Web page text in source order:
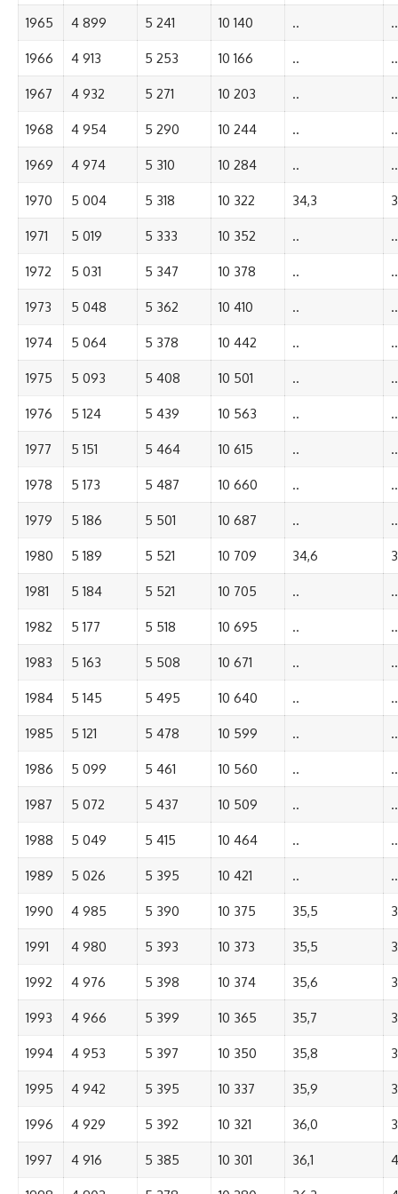
1965 4 899 5 241 10 140 .. ..
1966 4 913 5 253 10 166 .. ..
1967 4 932 5 271 10 203 .. ..
1968 4 954 5 290 10 244 .. ..
1969 4 974 5 310 10 284 .. ..
1970 5 004 5 318 10 322 34,3
1971 5 019 5 333 10 352 .. ..
1972 5 031 5 347 10 378 .. ..
1973 5 048 5 362 10 410 .. ..
1974 5 064 5 378 10 442 .. ..
1975 5 093 5 408 10 501 .. ..
1976 5 124 5 439 10 563 .. ..
1977 5 151 5 464 10 615 .. ..
1978 5 173 5 487 10 660 .. ..
1979 5 186 5 501 10 687 .. ..
1980 5 189 5 521 10 709 34,6
1981 5 184 5 521 10 705 .. ..
1982 5 177 5 518 10 695 .. ..
1983 5 163 5 508 10 671 .. ..
1984 5 145 5 495 10 640 .. ..
1985 5 121 5 478 10 599 .. ..
1986 5 099 5 461 10 560 .. ..
1987 5 072 5 437 10 509 .. ..
1988 5 049 5 415 10 464 .. ..
1989 5 026 5 395 10 421 .. ..
1990 4 985 5 390 10 375 35,5
1991 4 980 5 393 10 373 35,5
1992 4 976 5 398 10 374 35,6
1993 4 966 5 399 10 365 35,7
1994 4 953 5 397 10 350 35,8
1995 4 942 5 395 10 337 35,9
1996 4 929 5 392 10 321 36,0
1997 4 916 5 385 10 301 36,1